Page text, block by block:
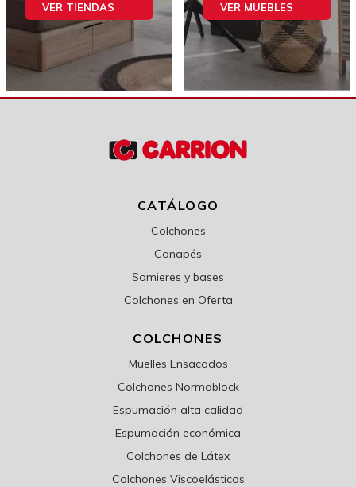
VER TIENDAS VER MUEBLES
CATÁLOGO
Colchones
Canapés
Somieres y bases
Colchones en Oferta
COLCHONES
Muelles Ensacados
Colchones Normablock
Espumación alta calidad
Espumación económica
Colchones de Látex
Colchones Viscoelásticos